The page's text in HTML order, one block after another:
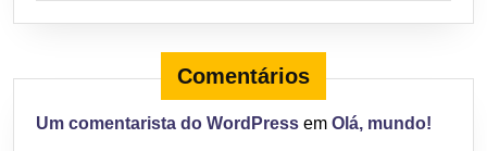
Comentários
Um comentarista do WordPress em Olá, mundo!